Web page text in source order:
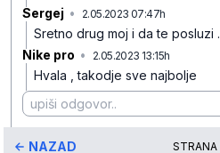
Sergej • 2.05.2023 07:47h
Sretno drug moj i da te posluzi .
Nike pro • 2.05.2023 13:15h
Hvala , takodje sve najbolje
NAZAD STRANA